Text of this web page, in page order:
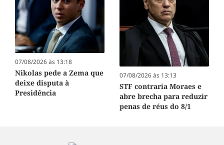
07/08/2026 às 13:18
Nikolas pede a Zema que
deixe disputa à
Presidência
07/08/2026 às 13:13
STF contraria Moraes e
abre brecha para reduzir
penas de réus do 8/1